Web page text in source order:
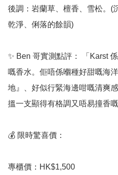
後調：岩蘭草、檀香、雪松。(
乾淨、俐落的餘韻)
✨ Ben 哥實測點評： 「Karst
嘅香水。佢唔係嗰種好甜嘅海
地』、好似行緊海邊咁嘅清爽
搵一支顯得有格調又唔易撞香
💰 限時驚喜價：
專櫃價：HK$1,500